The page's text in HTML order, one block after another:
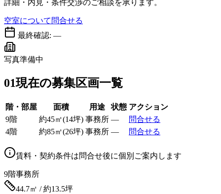
詳細・内見・条件交渉のご相談を承ります。
空室について問合せる
最終確認: —
写真準備中
01現在の募集区画一覧
階・部屋 面積 用途 状態 アクション
9階
約45㎡(14坪) 事務所 —
問合せる
4階
約85㎡(26坪) 事務所 — 問合せる
賃料・契約条件は問合せ後に個別ご案内します
9階事務所
44.7㎡ / 約13.5坪